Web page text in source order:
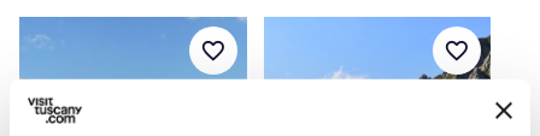
favorite_border favorite_border